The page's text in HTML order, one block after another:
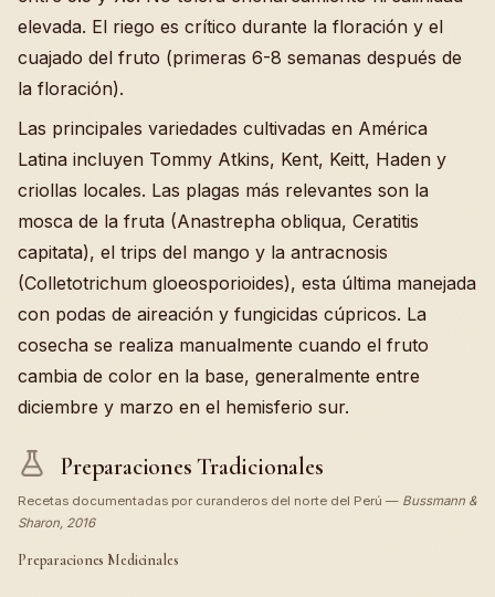
elevada. El riego es crítico durante la floración y el
cuajado del fruto (primeras 6-8 semanas después de
la floración).
Las principales variedades cultivadas en América
Latina incluyen Tommy Atkins, Kent, Keitt, Haden y
criollas locales. Las plagas más relevantes son la
mosca de la fruta (Anastrepha obliqua, Ceratitis
capitata), el trips del mango y la antracnosis
(Colletotrichum gloeosporioides), esta última manejada
con podas de aireación y fungicidas cúpricos. La
cosecha se realiza manualmente cuando el fruto
cambia de color en la base, generalmente entre
diciembre y marzo en el hemisferio sur.
Preparaciones Tradicionales
Recetas documentadas por curanderos del norte del Perú — Bussmann &
Sharon, 2016
Preparaciones Medicinales